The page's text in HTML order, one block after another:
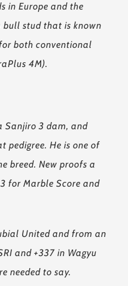
in Europe and the
bull stud that is known
both conventional
4M).
Sanjiro 3 dam, and
pedigree. He is one of
breed. New proofs a
for Marble Score and
United and from an
and +337 in Wagyu
needed to say.